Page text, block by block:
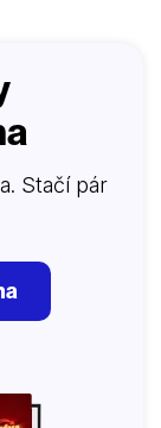
Stačí pár